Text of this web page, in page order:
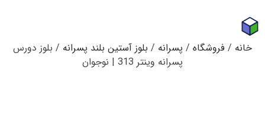
خانه / فروشگاه / پسرانه / بلوز آستین بلند پسرانه / بلوز دورس
پسرانه وینتر 313 | نوجوان